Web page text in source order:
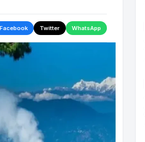
Facebook Twitter WhatsApp